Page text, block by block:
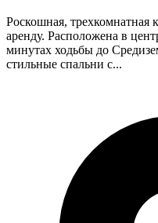
Роскошная, трехкомнатная
аренду. Расположена в
минутах ходьбы до
стильные спальни с...